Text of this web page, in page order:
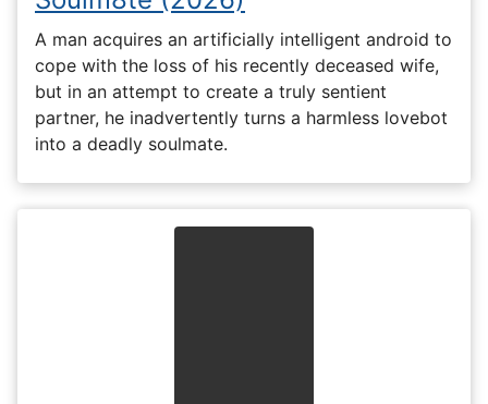
A man acquires an artificially intelligent android to
cope with the loss of his recently deceased wife,
but in an attempt to create a truly sentient
partner, he inadvertently turns a harmless lovebot
into a deadly soulmate.